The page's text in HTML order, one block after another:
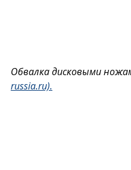
Обвалка дисковыми
russia.ru).